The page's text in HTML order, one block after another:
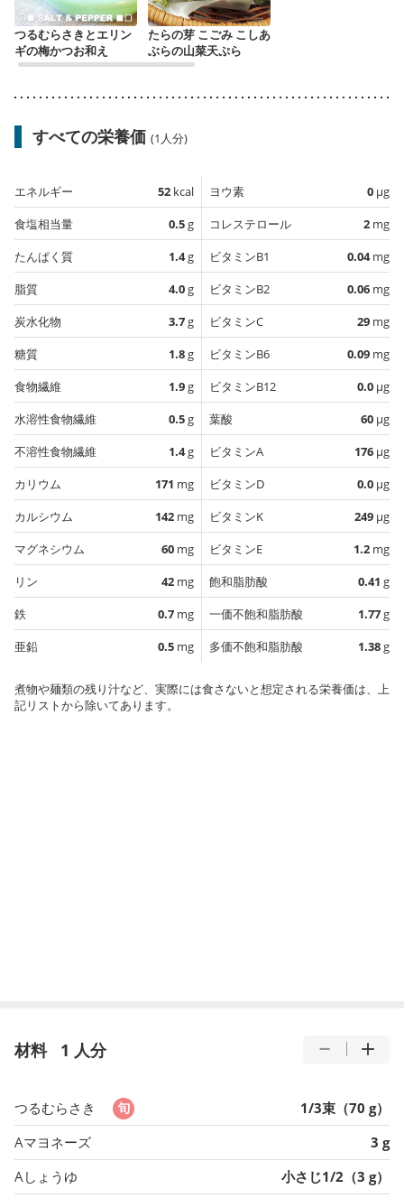
つるむらさきとエリン
ギの梅かつお和え
たらの芽 こごみ こしあ
ぶらの山菜天ぷら
すべての栄養価 (1人分)
エネルギー 52 kcal
食塩相当量
0.5g
たんぱく質
1.4g
脂質
4.0g
炭水化物
3.7g
糖質
1.8g
食物繊維
1.9g
水溶性食物繊維
0.5g
不溶性食物繊維
1.4g
カリウム
171 mg
カルシウム
142 mg
マグネシウム
60 mg
リン
42 mg
鉄
0.7 mg
亜鉛
0.5 mg
ヨウ素 0 µg
コレステロール
2 mg
ビタミンB1
0.04mg
ビタミンB2
0.06 mg
ビタミンC
29 mg
ビタミンB6
0.09 mg
ビタミンB12
0.0 µg
葉酸
60 µg
ビタミンA
176 µg
ビタミンD
0.0 µg
ビタミンK
249 µg
ビタミンE
1.2 mg
飽和脂肪酸
0.41 g
一価不飽和脂肪酸
1.77g
多価不飽和脂肪酸
1.38g
煮物や麺類の残り汁など、実際には食さないと想定される栄養価は、上
記リストから除いてあります。
材料 1 人分
つるむらさき
1/3束（70 g）
Aマヨネーズ
3 g
Aしょうゆ
小さじ1/2（3 g）